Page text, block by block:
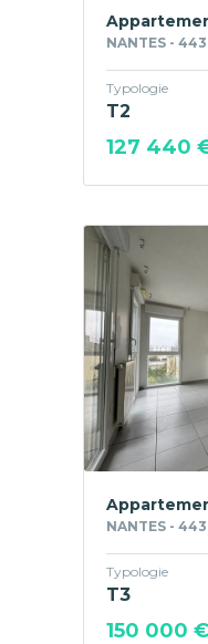
NANTES -
Typologie
T2
127 440
NANTES -
Typologie
T3
150 000 €